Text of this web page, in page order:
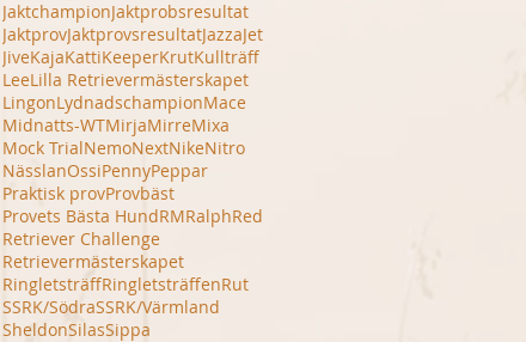
JaktchampionJaktprobsresultat
JaktprovJaktprovsresultatJazzaJet
JiveKajaKattiKeeperKrutKullträff
LeeLilla Retrievermästerskapet
LingonLydnadschampionMace
Midnatts-WTMirjaMirreMixa
Mock TrialNemoNextNikeNitro
NässlanOssiPennyPeppar
Praktisk provProvbäst
Provets Bästa HundRMRalphRed
Retriever Challenge
Retrievermästerskapet
RingletsträffRingletsträffenRut
SSRK/SödraSSRK/Värmland
SheldonSilasSippa